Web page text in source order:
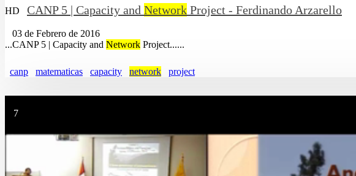
HD CANP 5 | Capacity and Network Project - Ferdinando Arzarello
03 de Febrero de 2016
...CANP 5 | Capacity and Network Project......
canp matematicas capacity network project
7